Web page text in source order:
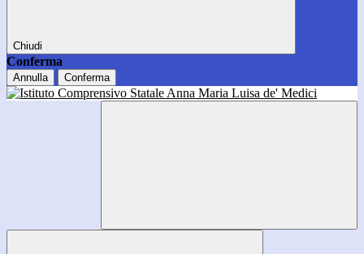
Chiudi
Conferma
Annulla Conferma